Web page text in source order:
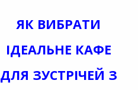
ЯК ВИБРАТИ
ІДЕАЛЬНЕ КАФЕ
ДЛЯ ЗУСТРІЧЕЙ З